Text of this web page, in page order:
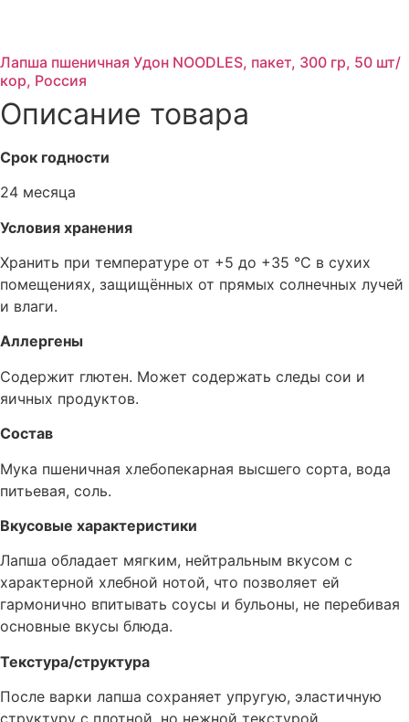
Лапша пшеничная Удон NOODLES, пакет, 300 гр, 50 шт/
кор, Россия
Описание товара
Срок годности
24 месяца
Условия хранения
Хранить при температуре от +5 до +35 °C в сухих
помещениях, защищённых от прямых солнечных лучей
и влаги.
Аллергены
Содержит глютен. Может содержать следы сои и
яичных продуктов.
Состав
Мука пшеничная хлебопекарная высшего сорта, вода
питьевая, соль.
Вкусовые характеристики
Лапша обладает мягким, нейтральным вкусом с
характерной хлебной нотой, что позволяет ей
гармонично впитывать соусы и бульоны, не перебивая
основные вкусы блюда.
Текстура/структура
После варки лапша сохраняет упругую, эластичную